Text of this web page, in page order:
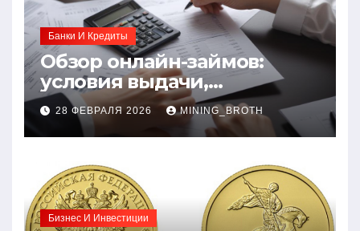
Банки И Кредиты
Обзор онлайн-займов:
условия выдачи,
процентные ставки и
требования к заемщикам
28 ФЕВРАЛЯ 2026 MINING_BROTH
Бизнес И Инвестиции